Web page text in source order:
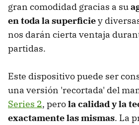
gran comodidad gracias a su
en toda la superficiey
nos darán cierta ventaja
partidas.
Este dispositivo puede ser
una versión 'recortada' del
Series 2, perola calidad y la
exactamente las mismas. La